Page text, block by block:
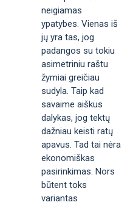
neigiamas
ypatybes. Vienas iš
jų yra tas, jog
padangos su tokiu
asimetriniu raštu
žymiai greičiau
sudyla. Taip kad
savaime aiškus
dalykas, jog tektų
dažniau keisti ratų
apavus. Tad tai nėra
ekonomiškas
pasirinkimas. Nors
būtent toks
variantas